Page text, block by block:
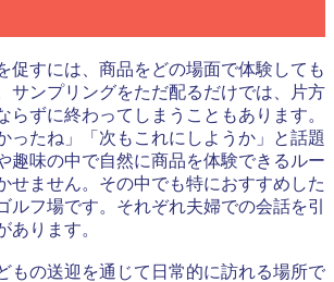
促すには、商品をどの場面で体験しても
サンプリングをただ配るだけでは、片方
らずに終わってしまうこともあります。
ったね」「次もこれにしようか」と話題
趣味の中で自然に商品を体験できるルー
せません。その中でも特におすすめした
ルフ場です。それぞれ夫婦での会話を引
あります。
もの送迎を通じて日常的に訪れる場所で